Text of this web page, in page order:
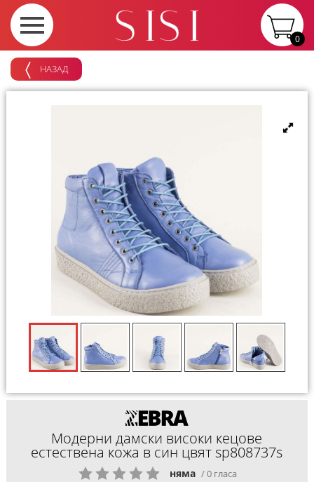
0
НАЗАД
Модерни дамски високи кецове
естествена кожа в син цвят sp808737s
няма / 0 гласа